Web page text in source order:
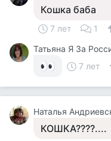
Кошка баба
7 лет 1
Татьяна Я За
7 лет
Наталья
КОШКА????....